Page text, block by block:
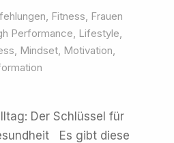
, Fitness, Frauen
Performance, Lifestyle,
, Mindset, Motivation,
Der Schlüssel für
Es gibt diese